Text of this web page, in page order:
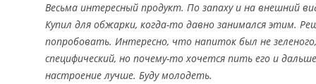
Весьма интересный продукт. По запаху и на внешний
Купил для обжарки, когда-то давно занимался этим.
попробовать. Интересно, что напиток был не
специфический, но почему-то хочется пить его и
настроение лучше. Буду молодеть.